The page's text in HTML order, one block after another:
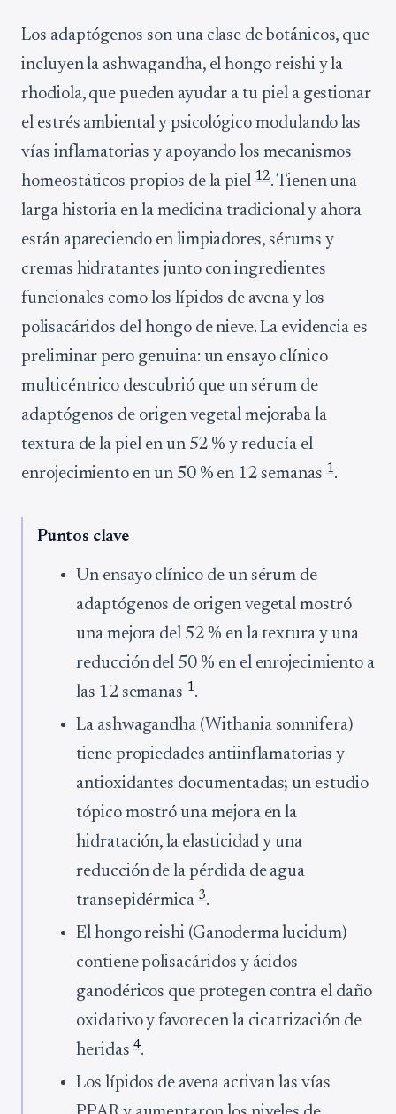
Los adaptógenos son una clase de botánicos, que
incluyen la ashwagandha, el hongo reishi y la
rhodiola, que pueden ayudar a tu piel a gestionar
el estrés ambiental y psicológico modulando las
vías inflamatorias y apoyando los mecanismos
homeostáticos propios de la piel12. Tienen una
larga historia en la medicina tradicional y ahora
están apareciendo en limpiadores, sérums y
cremas hidratantes junto con ingredientes
funcionales como los lípidos de avena y los
polisacáridos del hongo de nieve. La evidencia es
preliminar pero genuina: un ensayo clínico
multicéntrico descubrió que un sérum de
adaptógenos de origen vegetal mejoraba la
textura de la piel en un 52 % y reducía el
enrojecimiento en un 50 % en 12 semanas 1.
Puntos clave
Un ensayo clínico de un sérum de
adaptógenos de origen vegetal mostró
una mejora del 52 % en la textura y una
reducción del 50 % en el enrojecimiento a
las 12 semanas1.
La ashwagandha (Withania somnifera)
tiene propiedades antiinflamatorias y
antioxidantes documentadas; un estudio
tópico mostró una mejora en la
hidratación, la elasticidad y una
reducción de la pérdida de agua
transepidérmica3.
El hongo reishi (Ganoderma lucidum)
contiene polisacáridos y ácidos
ganodéricos que protegen contra el daño
oxidativo y favorecen la cicatrización de
heridas 4.
Los lípidos de avena activan las vías